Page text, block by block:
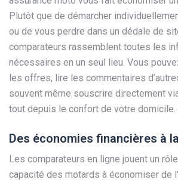
Plutôt que de démarcher
ou de vous perdre dans un dédale de
comparateurs rassemblent toutes les
nécessaires en un seul lieu. Vous
les offres, lire les commentaires
souvent même souscrire directement
tout depuis le confort de votre domicile.
Des économies financières à
Les comparateurs en ligne jouent un
capacité des motards à économiser de